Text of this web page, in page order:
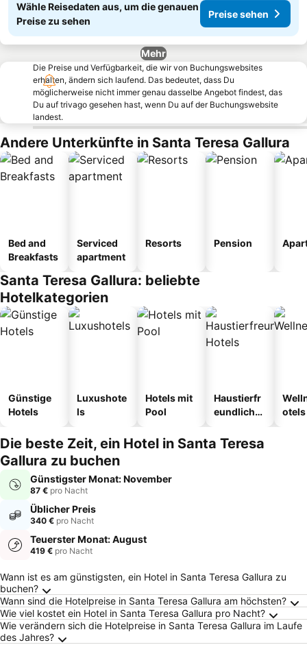
Wähle Reisedaten aus, um die genauen
Preise zu sehen
Preise sehen
Mehr
Die Preise und Verfügbarkeit, die wir von Buchungswebsites
erhalten, ändern sich laufend. Das bedeutet, dass Du
möglicherweise nicht immer genau dasselbe Angebot findest, das
Du auf trivago gesehen hast, wenn Du auf der Buchungswebsite
landest.
Andere Unterkünfte in Santa Teresa Gallura
Bed and
Breakfasts
Serviced
apartment
Resorts Pension
Santa Teresa Gallura: beliebte
Hotelkategorien
Günstige
Hotels
Luxushote
ls
Hotels mit
Pool
Haustierfr
eundliche
otels
Die beste Zeit, ein Hotel in Santa Teresa
Gallura zu buchen
Günstigster Monat: November
87 € pro Nacht
Üblicher Preis
340 € pro Nacht
Teuerster Monat: August
419 € pro Nacht
Häufig gestellte Fragen zu Santa Teresa
Wann ist es am günstigsten, ein Hotel in Santa Teresa Gallura zu
buchen?
Wann sind die Hotelpreise in Santa Teresa Gallura am höchsten?
Wie viel kostet ein Hotel in Santa Teresa Gallura pro Nacht?
Wie verändern sich die Hotelpreise in Santa Teresa Gallura im Laufe
des Jahres?